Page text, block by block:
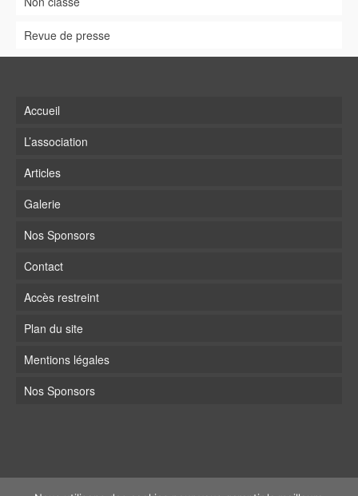
Revue de presse
Accueil
L’association
Articles
Galerie
Nos Sponsors
Contact
Accès restreint
Plan du site
Mentions légales
Nos Sponsors